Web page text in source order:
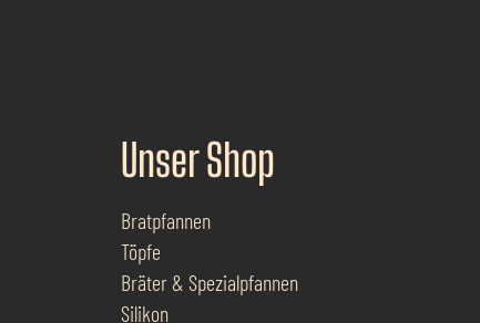
Unser Shop
Bratpfannen
Töpfe
Bräter & Spezialpfannen
Silikon